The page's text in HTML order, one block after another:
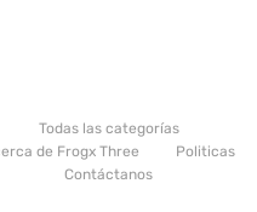
Todas las categorías
de Frogx Three
Politicas
Contáctanos